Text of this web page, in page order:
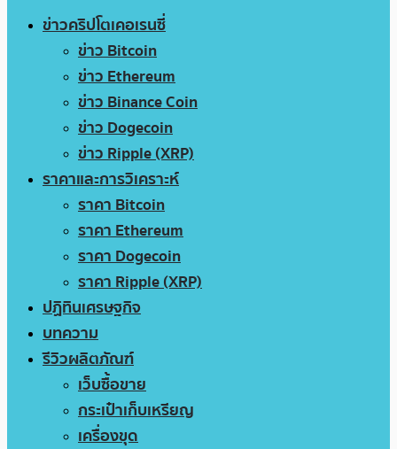
ข่าวคริปโตเคอเรนซี่
ข่าว Bitcoin
ข่าว Ethereum
ข่าว Binance Coin
ข่าว Dogecoin
ข่าว Ripple (XRP)
ราคาและการวิเคราะห์
ราคา Bitcoin
ราคา Ethereum
ราคา Dogecoin
ราคา Ripple (XRP)
ปฏิทินเศรษฐกิจ
บทความ
รีวิวผลิตภัณฑ์
เว็บซื้อขาย
กระเป๋าเก็บเหรียญ
เครื่องขุด